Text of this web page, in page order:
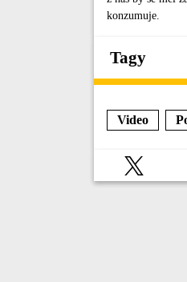
konzumuje.
Tagy
Video